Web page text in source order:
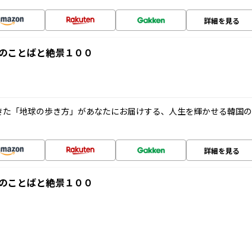
詳細を見る
ことばと絶景１００
「地球の歩き方」があなたにお届けする、人生を輝かせる韓国の
詳細を見る
ことばと絶景１００